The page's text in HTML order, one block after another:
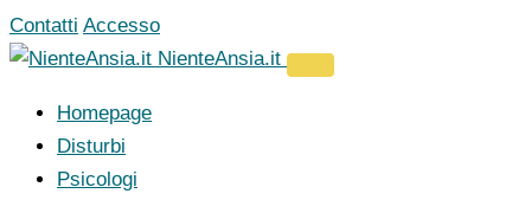
Vai
al
Contatti Accesso
NienteAnsia.it
Homepage
Disturbi
Psicologi